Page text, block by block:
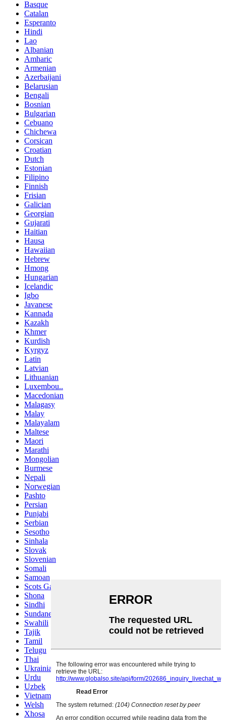
Basque
Catalan
Esperanto
Hindi
Lao
Albanian
Amharic
Armenian
Azerbaijani
Belarusian
Bengali
Bosnian
Bulgarian
Cebuano
Chichewa
Corsican
Croatian
Dutch
Estonian
Filipino
Finnish
Frisian
Galician
Georgian
Gujarati
Haitian
Hausa
Hawaiian
Hebrew
Hmong
Hungarian
Icelandic
Igbo
Javanese
Kannada
Kazakh
Khmer
Kurdish
Kyrgyz
Latin
Latvian
Lithuanian
Luxembou..
Macedonian
Malagasy
Malay
Malayalam
Maltese
Maori
Marathi
Mongolian
Burmese
Nepali
Norwegian
Pashto
Persian
Punjabi
Serbian
Sesotho
Sinhala
Slovak
Slovenian
Somali
Samoan
Scots Gaelic
Shona
Sindhi
Sundanese
Swahili
Tajik
Tamil
Telugu
Thai
Ukrainian
Urdu
Uzbek
Vietnamese
Welsh
Xhosa